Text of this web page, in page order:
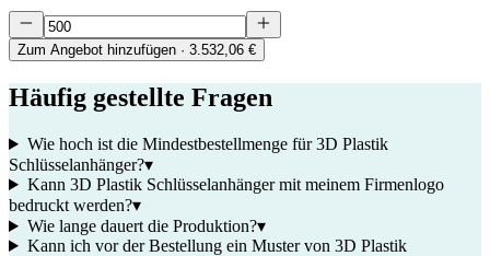
Zum Angebot hinzufügen · 3.532,06 €
Häufig gestellte Fragen
Wie hoch ist die Mindestbestellmenge für 3D Plastik
Schlüsselanhänger?▾
Kann 3D Plastik Schlüsselanhänger mit meinem Firmenlogo
bedruckt werden?▾
Wie lange dauert die Produktion?▾
Kann ich vor der Bestellung ein Muster von 3D Plastik